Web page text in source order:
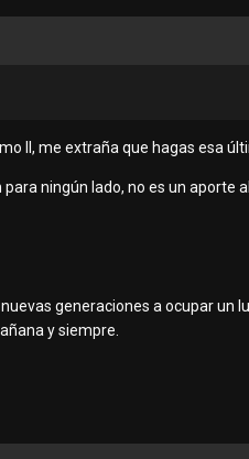
II, me extraña que hagas esa
ningún lado, no es un aporte
generaciones a ocupar un
y siempre.